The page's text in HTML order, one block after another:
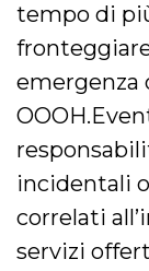
tempo di
emergenza
incidentali
correlati
servizi